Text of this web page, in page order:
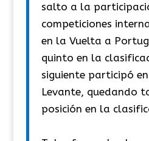
salto a la
competiciones
en la Vuelta a
quinto en la
siguiente participó
Levante, quedando
posición en la